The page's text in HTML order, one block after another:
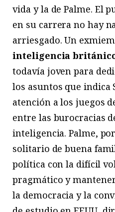
vida y la de Palme. El
en su carrera no hay
arriesgado. Un
inteligencia
todavía joven para
los asuntos que
atención a los juegos
entre las burocracias
inteligencia. Palme,
solitario de buena
política con la difícil
pragmático y
la democracia y la